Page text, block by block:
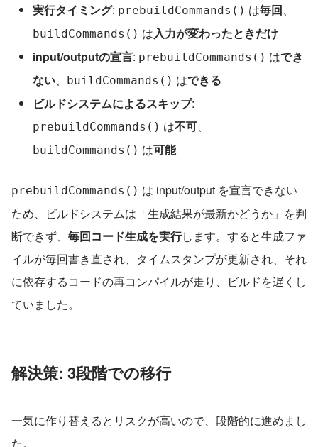
実行タイミング: prebuildCommands() は毎回、
buildCommands() は入力が変わったときだけ
input/outputの宣言: prebuildCommands() はでき
ない、 buildCommands() はできる
ビルドシステムによるスキップ
prebuildCommands() は不可、
buildCommands() は可能
prebuildCommands() は input/output を宣言できない
ため、ビルドシステムは「生成結果が最新かどうか」を判
断できず、 毎回コード生成を実行します。すると生成ファ
イルが毎回書き直され、タイムスタンプが更新され、それ
に依存するコードの再コンパイルが走り、ビルドを遅くし
ていました。
解決策: 3段階での移行
一気に作り替えるとリスクが高いので、段階的に進めまし
た。